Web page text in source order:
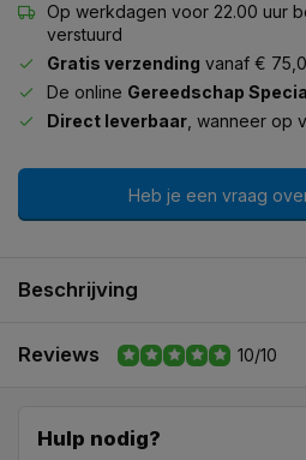
Op werkdagen voor 22.00 uur
verstuurd
Gratis verzending vanaf €
De online Gereedschap
Direct leverbaar , wanneer op
Heb je een vraag
Beschrijving
Reviews 10/10
Hulp nodig?